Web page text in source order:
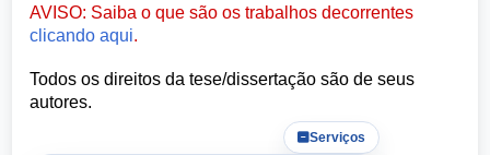
AVISO: Saiba o que são os trabalhos decorrentes
clicando aqui.
Todos os direitos da tese/dissertação são de seus
autores.
Serviços